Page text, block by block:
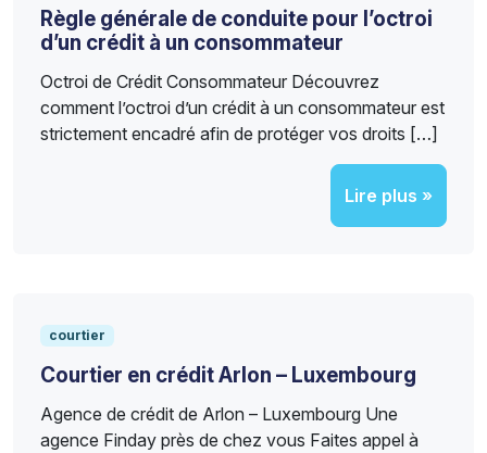
Règle générale de conduite pour l’octroi
d’un crédit à un consommateur
Octroi de Crédit Consommateur Découvrez
comment l’octroi d’un crédit à un consommateur est
strictement encadré afin de protéger vos droits […]
Lire plus »
courtier
Courtier en crédit Arlon – Luxembourg
Agence de crédit de Arlon – Luxembourg Une
agence Finday près de chez vous Faites appel à